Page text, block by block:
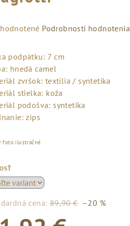
Podrobnosti hodnotenia
podpätku: 7 cm
hnedá camel
zvršok: textília / syntetika
stielka: koža
podošva: syntetika
zips
foto ilustračné
cena: 89,90 € –20 %